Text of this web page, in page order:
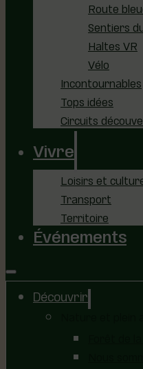
Route
Sentiers
Haltes VR
Vélo
Incontournables
Tops idées
Circuits
Vivre
Loisirs et
Transport
Territoire
Événements
Découvrir